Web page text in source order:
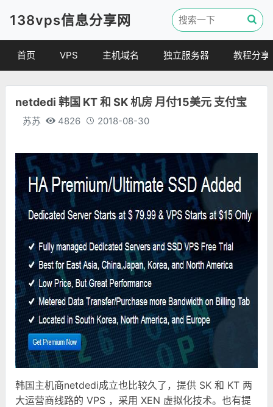
138vps信息分享网
首页 VPS
便宜VPS
VPS评测
主机域名
虚拟主机
独立服务器 教程分享
建站教程
netdedi 韩国 KT 和 SK 机房 月付15美元 支付宝
苏苏 4826 2018-08-30
韩国主机商netdedi成立也比较久了，提供 SK 和 KT 两
大运营商线路的 VPS ，采用 XEN 虚拟化技术。也有提